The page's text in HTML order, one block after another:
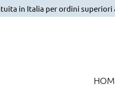
in Italia per ordini superiori